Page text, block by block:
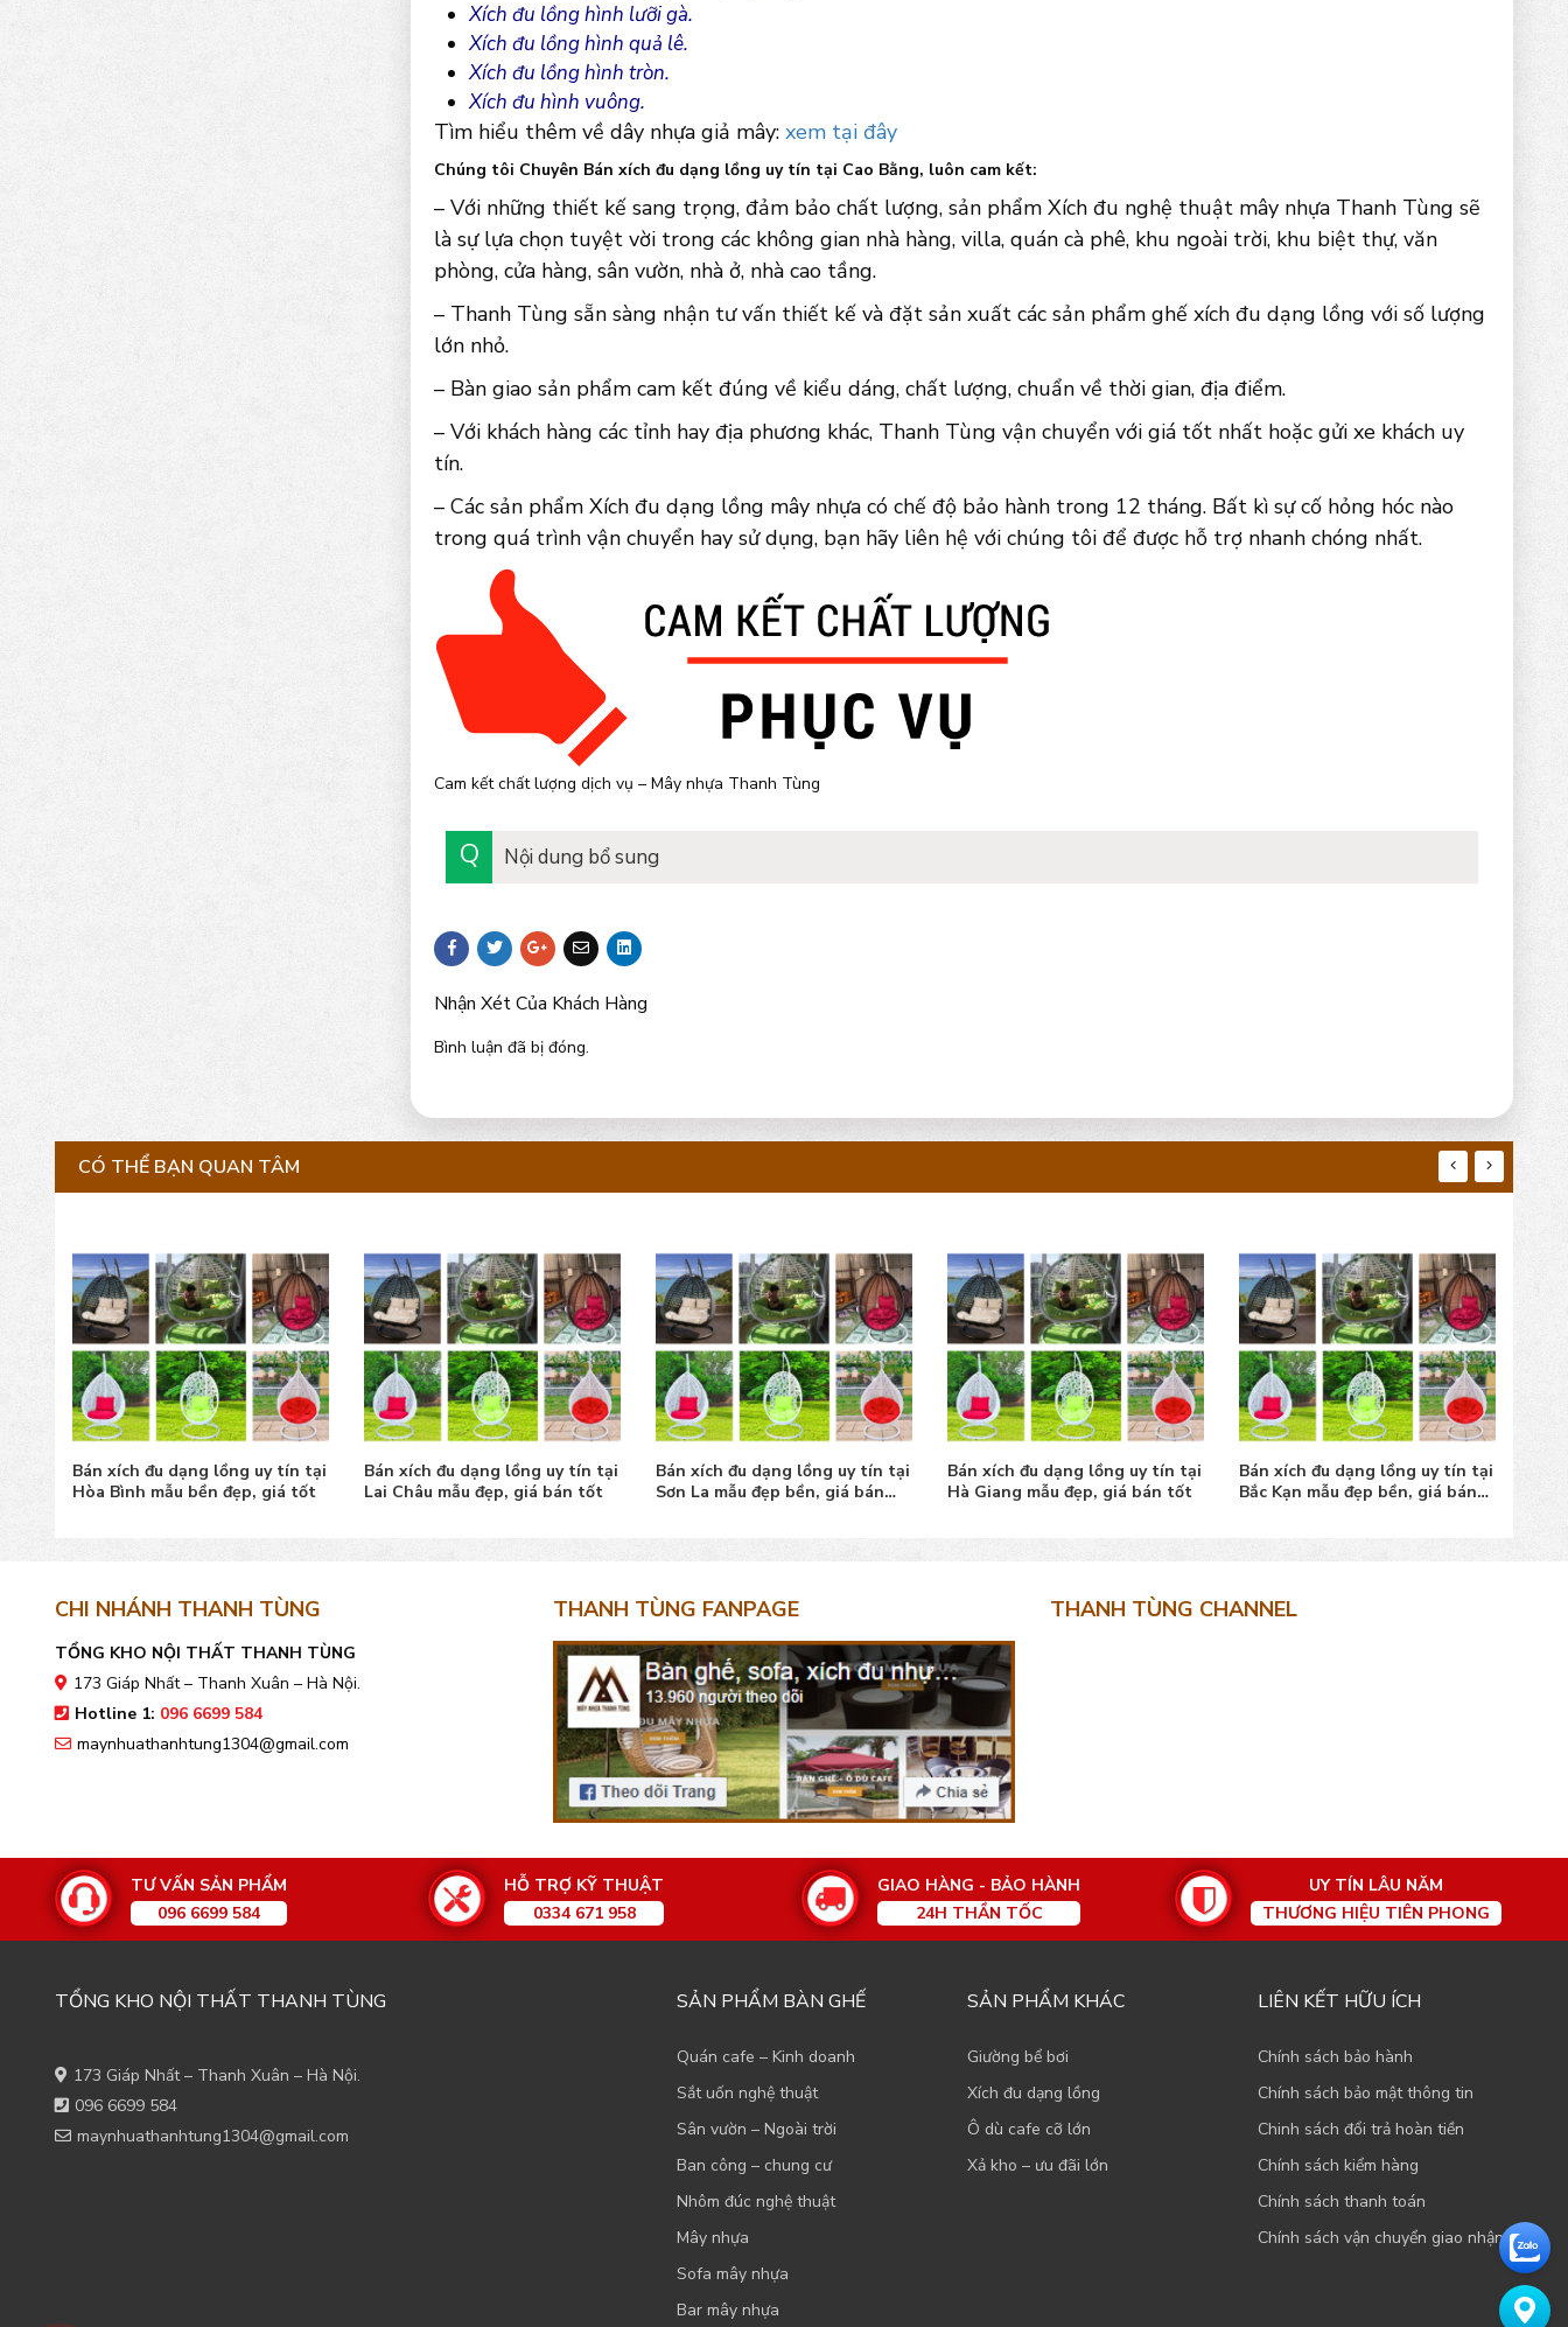
Xích đu lồng hình lưỡi gà.
Xích đu lồng hình quả lê.
Xích đu lồng hình tròn.
Xích đu hình vuông.
Tìm hiểu thêm về dây nhựa giả mây: xem tại đây
Chúng tôi Chuyên Bán xích đu dạng lồng uy tín tại Cao Bằng, luôn cam kết:
– Với những thiết kế sang trọng, đảm bảo chất lượng, sản phẩm Xích đu nghệ thuật mây nhựa Thanh Tùng sẽ
là sự lựa chọn tuyệt vời trong các không gian nhà hàng, villa, quán cà phê, khu ngoài trời, khu biệt thự, văn
phòng, cửa hàng, sân vườn, nhà ở, nhà cao tầng.
– Thanh Tùng sẵn sàng nhận tư vấn thiết kế và đặt sản xuất các sản phẩm ghế xích đu dạng lồng với số lượng
lớn nhỏ.
– Bàn giao sản phẩm cam kết đúng về kiểu dáng, chất lượng, chuẩn về thời gian, địa điểm.
– Với khách hàng các tỉnh hay địa phương khác, Thanh Tùng vận chuyển với giá tốt nhất hoặc gửi xe khách uy
tín.
– Các sản phẩm Xích đu dạng lồng mây nhựa có chế độ bảo hành trong 12 tháng. Bất kì sự cố hỏng hóc nào
trong quá trình vận chuyển hay sử dụng, bạn hãy liên hệ với chúng tôi để được hỗ trợ nhanh chóng nhất.
Cam kết chất lượng dịch vụ – Mây nhựa Thanh Tùng
Nội dung bổ sung
Nhận Xét Của Khách Hàng
Bình luận đã bị đóng.
CÓ THỂ BẠN QUAN TÂM
Bán xích đu dạng lồng uy tín tại
Hòa Bình mẫu bền đẹp, giá tốt
Bán xích đu dạng lồng uy tín tại
Lai Châu mẫu đẹp, giá bán tốt
Bán xích đu dạng lồng uy tín tại
Sơn La mẫu đẹp bền, giá bán
Bán xích đu dạng lồng uy tín tại
Hà Giang mẫu đẹp, giá bán tốt
Bán xích đu dạng lồng uy tín tại
Bắc Kạn mẫu đẹp bền, giá bán
CHI NHÁNH THANH TÙNG
TỔNG KHO NỘI THẤT THANH TÙNG
173 Giáp Nhất – Thanh Xuân – Hà Nội.
Hotline 1: 096 6699 584
maynhuathanhtung1304@gmail.com
THANH TÙNG FANPAGE THANH TÙNG CHANNEL
TƯ VẤN SẢN PHẨM
096 6699 584
HỖ TRỢ KỸ THUẬT
0334 671 958
GIAO HÀNG - BẢO HÀNH
24H THẦN TỐC
UY TÍN LÂU NĂM
THƯƠNG HIỆU TIÊN PHONG
TỔNG KHO NỘI THẤT THANH TÙNG
173 Giáp Nhất – Thanh Xuân – Hà Nội.
096 6699 584
maynhuathanhtung1304@gmail.com
SẢN PHẨM BÀN GHẾ
Quán cafe – Kinh doanh
Sắt uốn nghệ thuật
Sân vườn – Ngoài trời
Ban công – chung cư
Nhôm đúc nghệ thuật
Mây nhựa
Sofa mây nhựa
Bar mây nhựa
SẢN PHẨM KHÁC
Giường bể bơi
Xích đu dạng lồng
Ô dù cafe cỡ lớn
Xả kho – ưu đãi lớn
LIÊN KẾT HỮU ÍCH
Chính sách bảo hành
Chính sách bảo mật thông tin
Chinh sách đổi trả hoàn tiền
Chính sách kiểm hàng
Chính sách thanh toán
Chính sách vận chuyển giao nhận